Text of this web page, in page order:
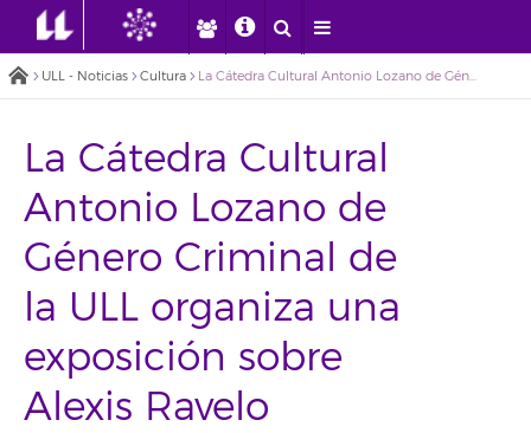
ULL - Noticias Cultura La Cátedra Cultural Antonio Lozano de Género Criminal de la ULL organiza una exposición sobre Alexis Ravelo
La Cátedra Cultural
Antonio Lozano de
Género Criminal de
la ULL organiza una
exposición sobre
Alexis Ravelo